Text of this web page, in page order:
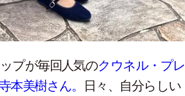
プが毎回人気のクウネル・プレ
本美樹さん。
日々、自分らしい